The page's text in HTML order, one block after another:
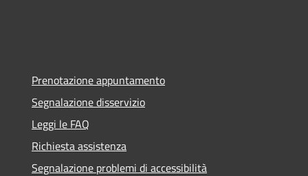
Prenotazione appuntamento
Segnalazione disservizio
Leggi le FAQ
Richiesta assistenza
Segnalazione problemi di accessibilità